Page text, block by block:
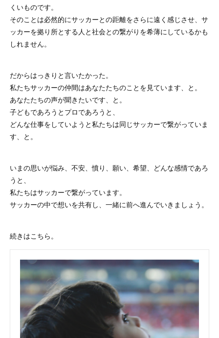
くいものです。
そのことは必然的にサッカーとの距離をさらに遠く感じさせ、サ
ッカーを拠り所とする人と社会との繋がりを希薄にしているかも
しれません。
だからはっきりと言いたかった。
私たちサッカーの仲間はあなたたちのことを見ています、と。
あなたたちの声が聞きたいです、と。
子どもであろうとプロであろうと、
どんな仕事をしていようと私たちは同じサッカーで繋がっていま
す、と。
いまの思いが悩み、不安、憤り、願い、希望、どんな感情であろ
うと、
私たちはサッカーで繋がっています。
サッカーの中で想いを共有し、一緒に前へ進んでいきましょう。
続きはこちら。